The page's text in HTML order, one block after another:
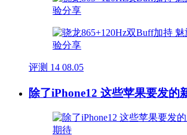
评测 14 08.05
除了iPhone12 这些苹果要发的